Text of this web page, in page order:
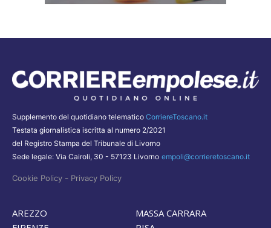
Supplemento del quotidiano telematico CorriereToscano.it
Testata giornalistica iscritta al numero 2/2021
del Registro Stampa del Tribunale di Livorno
Sede legale: Via Cairoli, 30 - 57123 Livorno empoli@corrieretoscano.it
Cookie Policy - Privacy Policy
AREZZO
MASSA CARRARA